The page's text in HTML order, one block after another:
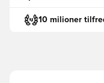
10 milioner